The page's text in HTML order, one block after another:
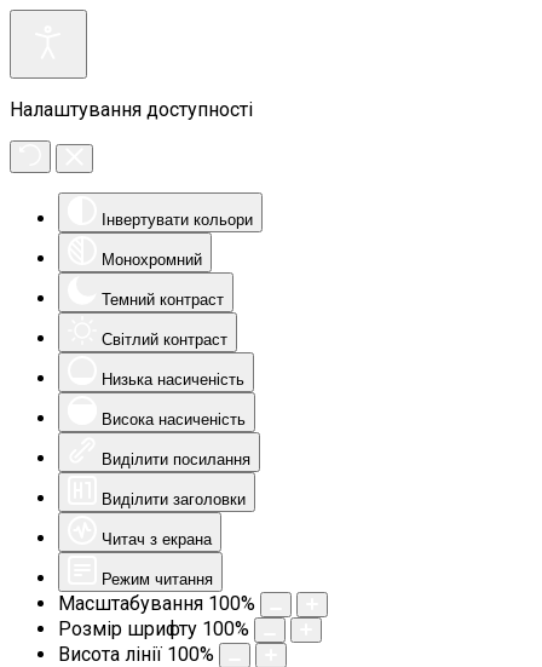
Налаштування доступності
Інвертувати кольори
Монохромний
Темний контраст
Світлий контраст
Низька насиченість
Висока насиченість
Виділити посилання
Виділити заголовки
Читач з екрана
Режим читання
Масштабування 100%
Розмір шрифту 100%
Висота лінії 100%